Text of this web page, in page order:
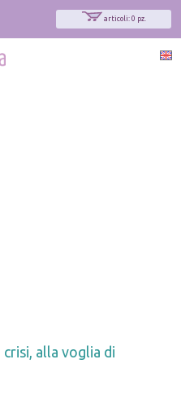
articoli: 0 pz.
alla voglia di